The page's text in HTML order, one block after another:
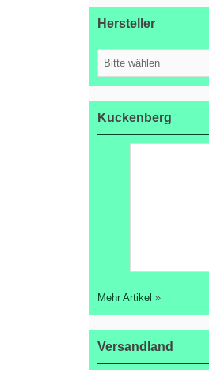
Hersteller
Kuckenberg
Mehr Artikel »
Versandland